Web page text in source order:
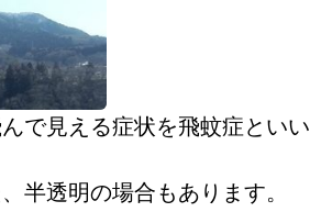
で見える症状を飛蚊症といい
半透明の場合もあります。